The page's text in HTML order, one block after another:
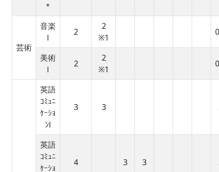
＊
芸術
音楽
Ⅰ
2
2
※1
美術
Ⅰ
2
2
※1
英語
ｺﾐｭﾆ
ｹｰｼｮ
ﾝⅠ
3 3
英語
ｺﾐｭﾆ
ｹｰｼｮ
4 3 3